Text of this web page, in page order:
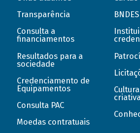
Transparência
Consulta a
financiamentos
Resultados para a
sociedade
Credenciamento de
Equipamentos
Consulta PAC
Moedas contratuais